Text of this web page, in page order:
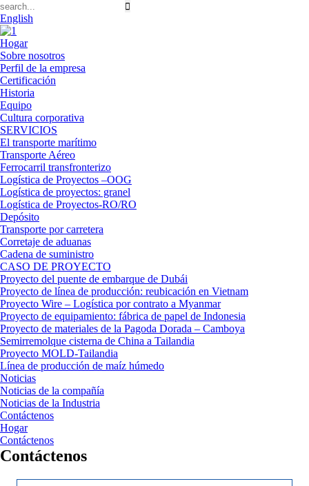
English
Hogar
Sobre nosotros
Perfil de la empresa
Certificación
Historia
Equipo
Cultura corporativa
SERVICIOS
El transporte marítimo
Transporte Aéreo
Ferrocarril transfronterizo
Logística de Proyectos –OOG
Logística de proyectos: granel
Logística de Proyectos-RO/RO
Depósito
Transporte por carretera
Corretaje de aduanas
Cadena de suministro
CASO DE PROYECTO
Proyecto del puente de embarque de Dubái
Proyecto de línea de producción: reubicación en Vietnam
Proyecto Wire – Logística por contrato a Myanmar
Proyecto de equipamiento: fábrica de papel de Indonesia
Proyecto de materiales de la Pagoda Dorada – Camboya
Semirremolque cisterna de China a Tailandia
Proyecto MOLD-Tailandia
Línea de producción de maíz húmedo
Noticias
Noticias de la compañía
Noticias de la Industria
Contáctenos
Hogar
Contáctenos
Contáctenos